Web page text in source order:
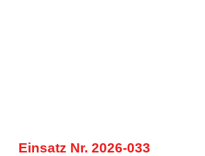
Einsatz Nr. 2026-033